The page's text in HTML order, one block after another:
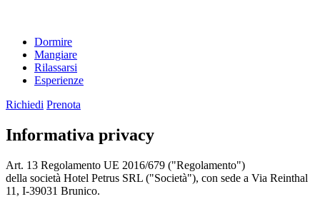
Dormire
Mangiare
Rilassarsi
Esperienze
Richiedi Prenota
Informativa privacy
Art. 13 Regolamento UE 2016/679 ("Regolamento")
della società Hotel Petrus SRL ("Società"), con sede a Via Reinthal
11, I-39031 Brunico.